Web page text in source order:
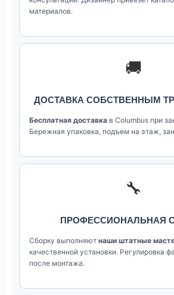
материалов.
🚚
ДОСТАВКА СОБСТВЕННЫМ
Бесплатная доставка в Columbus при
Бережная упаковка, подъем на этаж,
🔧
ПРОФЕССИОНАЛЬНАЯ
Сборку выполняют наши штатные
качественной установки. Регулировка
после монтажа.